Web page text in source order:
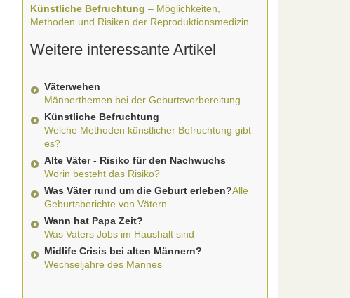
Künstliche Befruchtung – Möglichkeiten,
Methoden und Risiken der Reproduktionsmedizin
Weitere interessante Artikel
Väterwehen
Männerthemen bei der Geburtsvorbereitung
Künstliche Befruchtung
Welche Methoden künstlicher Befruchtung gibt
es?
Alte Väter - Risiko für den Nachwuchs
Worin besteht das Risiko?
Was Väter rund um die Geburt erleben?Alle
Geburtsberichte von Vätern
Wann hat Papa Zeit?
Was Vaters Jobs im Haushalt sind
Midlife Crisis bei alten Männern?
Wechseljahre des Mannes